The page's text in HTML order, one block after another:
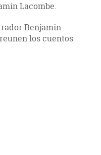
Lacombe.
Benjamin
los cuentos